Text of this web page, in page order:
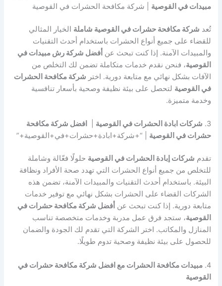
مبيدات في القوصية | شركة مكافحة الحشرات في القوصية
تُعد شركة مكافحة حشرات في القوصية شاملة الخيار المثالي
للقضاء على جميع أنواع الحشرات باستخدام أحدث التقنيات
والمبيدات الآمنة. إذا كنت تبحث عن أفضل شركة رش مبيدات في
القوصية، فنحن نقدم خدمات متكاملة تضمن لك التخلص من
الآفات بشكل نهائي مع متابعة دورية. اختر شركة مكافحة الحشرات
في القوصية لتحصل على بيئة نظيفة وصحية بأسعار تنافسية
وخدمة متميزة.
3. شركات ابادة الحشرات في القوصية
افضل شركة مكافحة
حشرات في القوصية | “+شركة+ابادة+حشرات+في+القوصية+”
تقدم شركات إبادة الحشرات في القوصية حلولًا فعّالة وشاملة
للتخلص من جميع أنواع الحشرات التي تهدد صحة الأفراد ونظافة
البيئة. باستخدام أحدث التقنيات والمبيدات الآمنة، تضمن هذه
الشركات القضاء على الحشرات بشكل نهائي مع توفير خدمات
متابعة دورية. إذا كنت تبحث عن أفضل شركة مكافحة حشرات في
القوصية، ستجد فرق عمل مدربة وخدمات متخصصة تناسب
المنازل والمكاتب. اختر الشركة التي تقدم لك الجودة والضمان
للحصول على بيئة نظيفة وصحية تدوم طويلًا.
4. مبيدات مكافحة الحشرات مع افضل شركة مكافحة حشرات في
القوصية